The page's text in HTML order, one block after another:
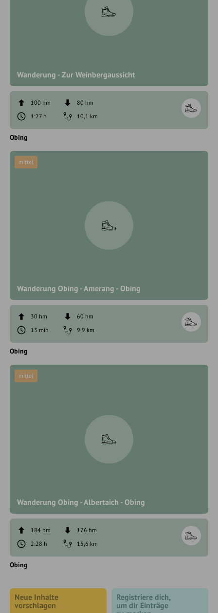
Wanderung - Zur Weinbergaussicht
100 hm
80 hm
1:27 h
10,1 km
Obing
Wanderung Obing - Amerang - Obing
mittel
30 hm
60 hm
13 min
9,9 km
Obing
Wanderung Obing - Albertaich - Obing
mittel
184 hm
176 hm
2:28 h
15,6 km
Obing
Neue Inhalte
vorschlagen
Registriere dich,
um dir Einträge